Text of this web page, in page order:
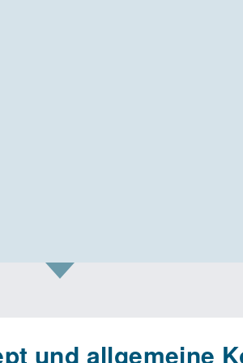
und allgemeine